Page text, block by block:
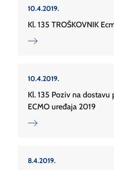
10.4.2019.
Kl. 135 TROŠKOVNIK
10.4.2019.
Kl. 135 Poziv na dostavu
ECMO uređaja 2019
8.4.2019.